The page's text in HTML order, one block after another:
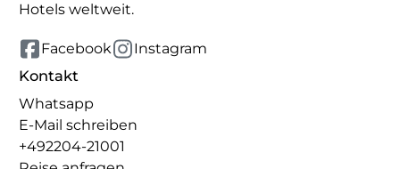
Hotels weltweit.
Facebook Instagram
Kontakt
Whatsapp
E-Mail schreiben
+492204-21001